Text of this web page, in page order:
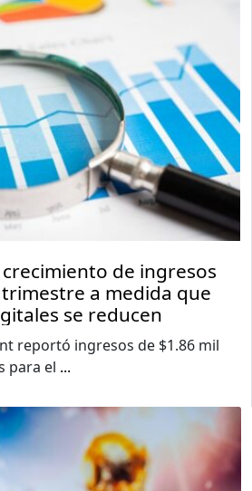
de ingresos
a medida que
se reducen
reportó ingresos de $1.86 mil
para el ...